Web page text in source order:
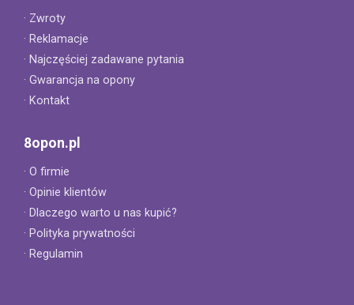
· Zwroty
· Reklamacje
· Najczęściej zadawane pytania
· Gwarancja na opony
· Kontakt
8opon.pl
· O firmie
· Opinie klientów
· Dlaczego warto u nas kupić?
· Polityka prywatności
· Regulamin